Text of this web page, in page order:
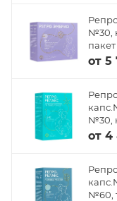
№30,
от 5
№30,
от 4
№60,